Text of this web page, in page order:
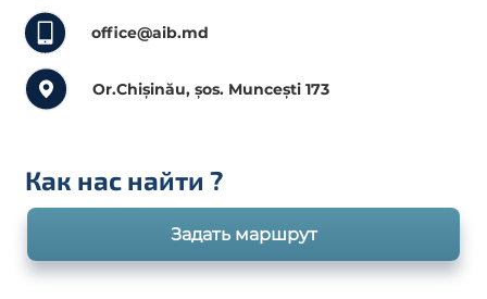
office@aib.md
Or.Chișinău, șos. Muncești 173
Как нас найти ?
Задать маршрут